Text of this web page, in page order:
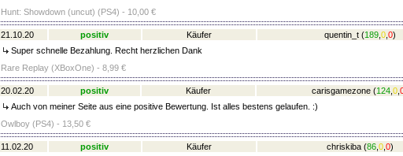
Hunt: Showdown (uncut) (PS4) - 10,00 €
21.10.20 positiv Käufer quentin_t (189, 0, 0)
Super schnelle Bezahlung. Recht herzlichen Dank
Rare Replay (XBoxOne) - 8,99 €
20.02.20 positiv Käufer carisgamezone (124, 0,
Auch von meiner Seite aus eine positive Bewertung. Ist alles bestens gelaufen. :)
Owlboy (PS4) - 13,50 €
11.02.20 positiv Käufer chriskiba (86, 0, 0)